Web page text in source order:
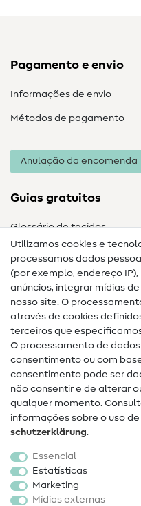
Pagamento e envio
Informações de envio
Métodos de pagamento
Anulação da encomenda
Guias gratuitos
Glossário de tecidos
Guias de costura
Ajuda e contacto
Contacto
Mudança de proprietário
Perguntas frequentes (FAQ)
Direito de cancelamento
Popular
Tecidos
Acessórios de costura
Utilizamos cookies e
processamos dados
(por exemplo, endereço
anúncios, integrar mídias
nosso site. O
através de cookies
terceiros que
O processamento de
consentimento ou com
consentimento pode ser
não consentir e de alterar
qualquer momento.
informações sobre o uso
schutz­erklärung.
Essencial
Estatísticas
Marketing
Mídias externas